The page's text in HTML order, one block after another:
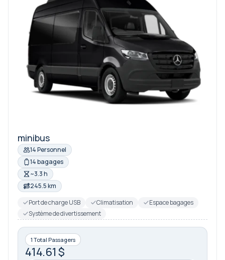
minibus
14 Personnel
14 bagages
~3.3 h
245.5 km
Port de charge USB
Climatisation
Espace bagages
Système de divertissement
1 Total Passagers
414.61 $